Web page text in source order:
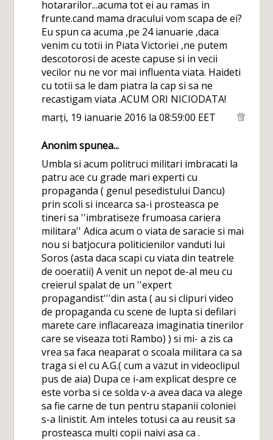
hotararilor...acuma tot ei au ramas in
frunte.cand mama dracului vom scapa de ei?
Eu spun ca acuma ,pe 24 ianuarie ,daca
venim cu totii in Piata Victoriei ,ne putem
descotorosi de aceste capuse si in vecii
vecilor nu ne vor mai influenta viata. Haideti
cu totii sa le dam piatra la cap si sa ne
recastigam viata .ACUM ORI NICIODATA!
marți, 19 ianuarie 2016 la 08:59:00 EET
Anonim spunea...
Umbla si acum politruci militari imbracati la
patru ace cu grade mari experti cu
propaganda ( genul pesedistului Dancu)
prin scoli si incearca sa-i prosteasca pe
tineri sa ''imbratiseze frumoasa cariera
militara'' Adica acum o viata de saracie si mai
nou si batjocura politicienilor vanduti lui
Soros (asta daca scapi cu viata din teatrele
de ooeratii) A venit un nepot de-al meu cu
creierul spalat de un ''expert
propagandist'''din asta ( au si clipuri video
de propaganda cu scene de lupta si defilari
marete care inflacareaza imaginatia tinerilor
care se viseaza toti Rambo) ) si mi- a zis ca
vrea sa faca neaparat o scoala militara ca sa
traga si el cu A.G.( cum a vazut in videoclipul
pus de aia) Dupa ce i-am explicat despre ce
este vorba si ce solda v-a avea daca va alege
sa fie carne de tun pentru stapanii coloniei
s-a linistit. Am inteles totusi ca au reusit sa
prosteasca multi copii naivi asa ca .